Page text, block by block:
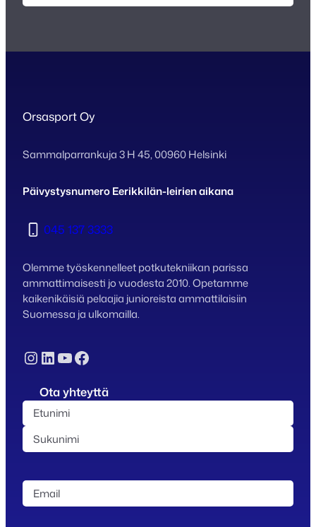
Orsasport Oy
Sammalparrankuja 3 H 45, 00960 Helsinki
Päivystysnumero Eerikkilän-leirien aikana
045 137 3333
Olemme työskennelleet potkutekniikan parissa
ammattimaisesti jo vuodesta 2010. Opetamme
kaikenikäisiä pelaajia junioreista ammattilaisiin
Suomessa ja ulkomailla.
InstagramLinkedIn YouTube Facebook
Ota yhteyttä
N
i
a
E
t
n
i
u
u
E
m